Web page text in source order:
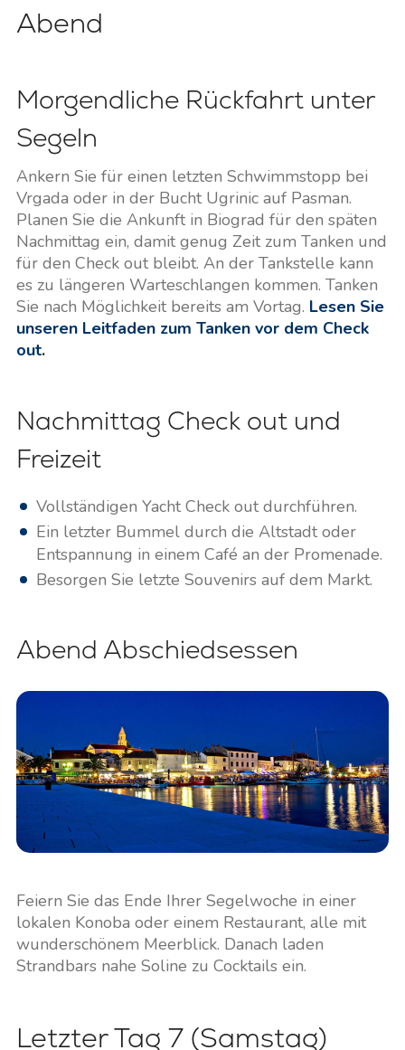
Abend
Morgendliche Rückfahrt unter
Segeln
Ankern Sie für einen letzten Schwimmstopp bei
Vrgada oder in der Bucht Ugrinic auf Pasman.
Planen Sie die Ankunft in Biograd für den späten
Nachmittag ein, damit genug Zeit zum Tanken und
für den Check out bleibt. An der Tankstelle kann
es zu längeren Warteschlangen kommen. Tanken
Sie nach Möglichkeit bereits am Vortag. Lesen Sie
unseren Leitfaden zum Tanken vor dem Check
out.
Nachmittag Check out und
Freizeit
Vollständigen Yacht Check out durchführen.
Ein letzter Bummel durch die Altstadt oder
Entspannung in einem Café an der Promenade.
Besorgen Sie letzte Souvenirs auf dem Markt.
Abend Abschiedsessen
Feiern Sie das Ende Ihrer Segelwoche in einer
lokalen Konoba oder einem Restaurant, alle mit
wunderschönem Meerblick. Danach laden
Strandbars nahe Soline zu Cocktails ein.
Letzter Tag 7 (Samstag)